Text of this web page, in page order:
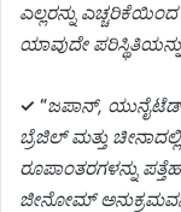
ಎಲ್ಲರನ್ನು
ಯಾವುದೇ
✓ “ಜಪಾನ್, ಯುನೈಟೆಡ್
ಬ್ರೆಜಿಲ್ ಮತ್ತು
ರೂಪಾಂತರಗಳನ್ನು
ಜೀನೋಮ್